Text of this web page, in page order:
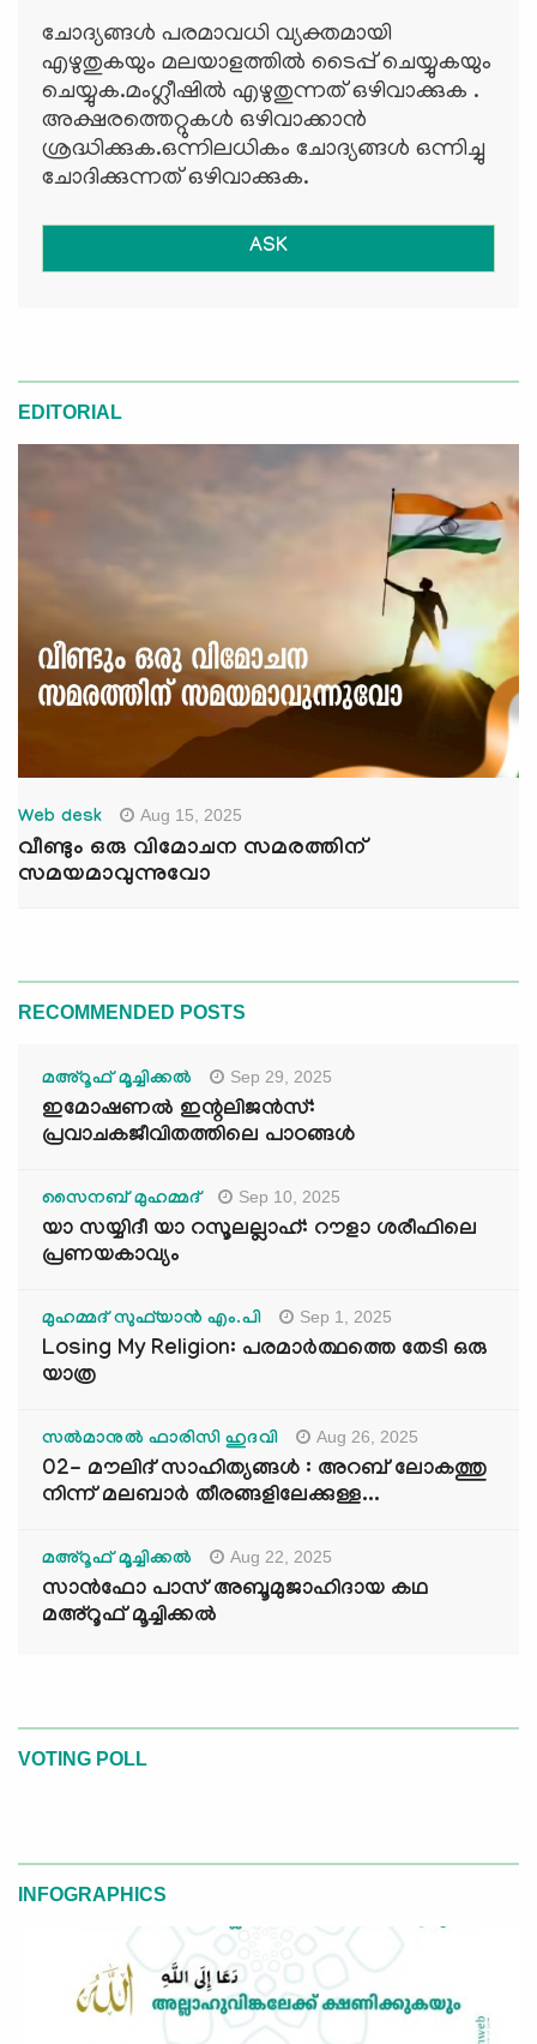
ചോദ്യങ്ങള്‍ പരമാവധി വ്യക്തമായി
എഴുതുകയും മലയാളത്തില്‍ ടൈപ്പ് ചെയ്യുകയും
ചെയ്യുക.മംഗ്ലീഷില്‍ എഴുതുന്നത് ഒഴിവാക്കുക .
അക്ഷരത്തെറ്റുകള്‍ ഒഴിവാക്കാന്‍
ശ്രദ്ധിക്കുക.ഒന്നിലധികം ചോദ്യങ്ങള്‍ ഒന്നിച്ചു
ചോദിക്കുന്നത് ഒഴിവാക്കുക.
ASK
EDITORIAL
Web desk Aug 15, 2025
വീണ്ടും ഒരു വിമോചന സമരത്തിന്
സമയമാവുന്നുവോ
RECOMMENDED POSTS
മഅ്റൂഫ് മൂച്ചിക്കല്‍ Sep 29, 2025
ഇമോഷണൽ ഇന്റലിജൻസ്:
പ്രവാചകജീവിതത്തിലെ പാഠങ്ങൾ
സൈനബ് മുഹമ്മദ് Sep 10, 2025
യാ സയ്യിദീ യാ റസൂലല്ലാഹ്: റൗളാ ശരീഫിലെ
പ്രണയകാവ്യം
മുഹമ്മദ് സുഫ്‌യാൻ എം.പി Sep 1, 2025
Losing My Religion: പരമാർത്ഥത്തെ തേടി ഒരു
യാത്ര
സൽമാനുൽ ഫാരിസി ഹുദവി Aug 26, 2025
02- മൗലിദ് സാഹിത്യങ്ങൾ : അറബ് ലോകത്തു
നിന്ന് മലബാർ തീരങ്ങളിലേക്കുള്ള...
മഅ്റൂഫ് മൂച്ചിക്കല്‍ Aug 22, 2025
സാൻഫോ പാസ് അബൂമുജാഹിദായ കഥ
മഅ്റൂഫ് മൂച്ചിക്കല്‍
VOTING POLL
INFOGRAPHICS